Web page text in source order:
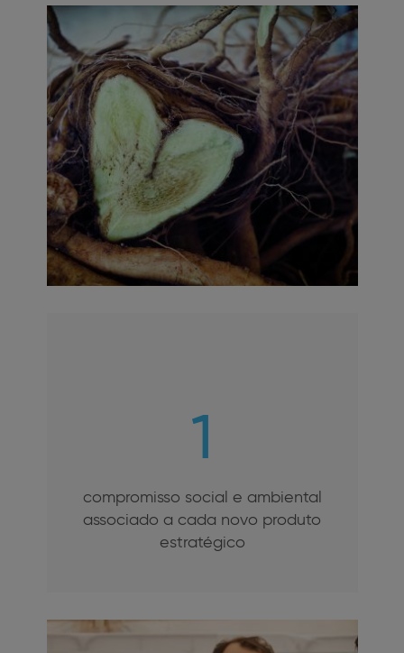
1
compromisso social e ambiental
associado a cada novo produto
estratégico